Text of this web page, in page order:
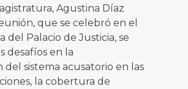
Agustina Díaz
que se celebró en el
del Palacio de Justicia, se
desafíos en la
sistema acusatorio en las
la cobertura de